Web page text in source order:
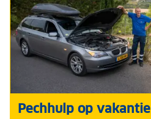
Pechhulp op vakantie